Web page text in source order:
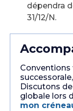
dépendra
31/12/N.
Discutons
globale lors
mon